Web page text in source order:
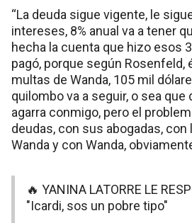
“La deuda sigue vigente, le
intereses, 8% anual va a tener
hecha la cuenta que hizo esos
pagó, porque según Rosenfeld,
multas de Wanda, 105 mil
quilombo va a seguir, o sea
agarra conmigo, pero el
deudas, con sus abogadas, con
Wanda y con Wanda,
🔥 YANINA LATORRE LE
"Icardi, sos un pobre tipo"